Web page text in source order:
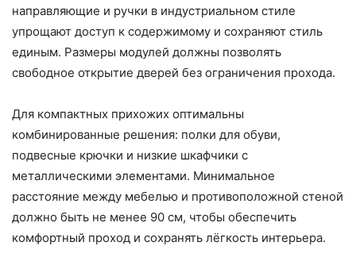
направляющие и ручки в индустриальном стиле
упрощают доступ к содержимому и сохраняют стиль
единым. Размеры модулей должны позволять
свободное открытие дверей без ограничения прохода.
Для компактных прихожих оптимальны
комбинированные решения: полки для обуви,
подвесные крючки и низкие шкафчики с
металлическими элементами. Минимальное
расстояние между мебелью и противоположной стеной
должно быть не менее 90 см, чтобы обеспечить
комфортный проход и сохранять лёгкость интерьера.